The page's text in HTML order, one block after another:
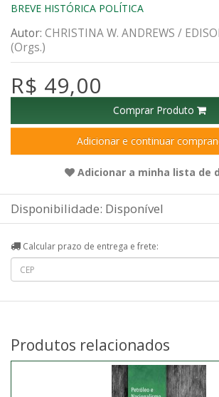
BREVE HISTÓRICA POLÍTICA
Autor: CHRISTINA W. ANDREWS /
(Orgs.)
R$ 49,00
Comprar Produto
Adicionar e continuar
Adicionar a minha lista de
Disponibilidade: Disponível
Calcular prazo de entrega e frete:
Produtos relacionados